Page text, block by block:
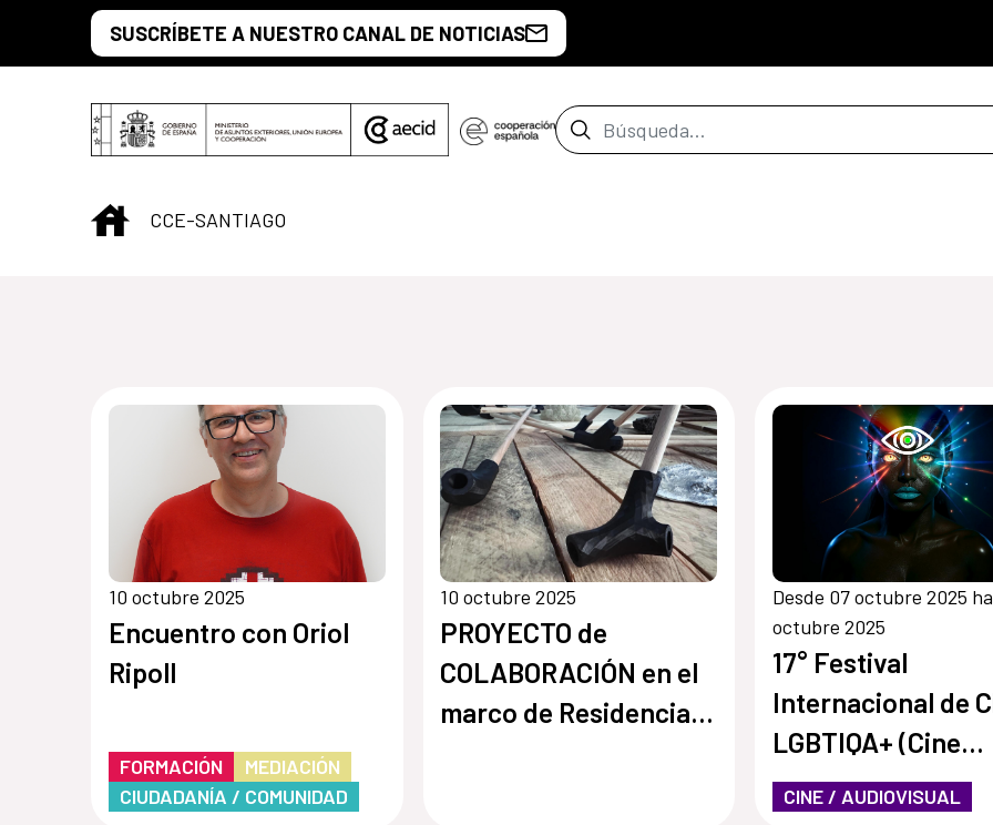
Saltar al contenido principal
SUSCRÍBETE A NUESTRO CANAL DE NOTICIAS
Barra de búsqueda
INICIO
CCE-SANTIAGO
10 octubre 2025
Encuentro con Oriol
Ripoll
FORMACIÓN
MEDIACIÓN
CIUDADANÍA / COMUNIDAD
10 octubre 2025
PROYECTO de
COLABORACIÓN en el
marco de Residencias
Desde 07 octubre 2025
octubre 2025
17° Festival
Internacional de
LGBTIQA+ (Cine
Movilh)
CINE / AUDIOVISUAL